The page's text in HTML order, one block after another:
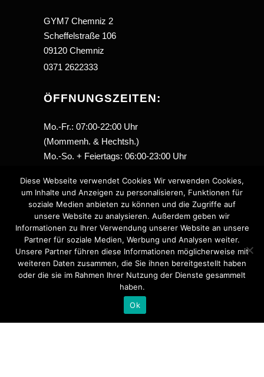
GYM7 Chemniz 2
Scheffelstraße 106
09120 Chemniz
0371 2622333
ÖFFNUNGSZEITEN:
Mo.-Fr.: 07:00-22:00 Uhr
(Mommenh. & Hechtsh.)
Mo.-So. + Feiertags: 06:00-23:00 Uhr
Sa.+So. 09:00-18:00 Uhr (Mommenh.)
Sa.+So. 08:00-20:00 Uhr (Hechtsh.)
FEIERTAGS 09:00-16:00 Uhr
RECHTLICHES
Datenschutz
Newsletter abmelden
Diese Webseite verwendet Cookies Wir verwenden Cookies,
um Inhalte und Anzeigen zu personalisieren, Funktionen für
soziale Medien anbieten zu können und die Zugriffe auf
unsere Website zu analysieren. Außerdem geben wir
Informationen zu Ihrer Verwendung unserer Website an unsere
Partner für soziale Medien, Werbung und Analysen weiter.
Unsere Partner führen diese Informationen möglicherweise mit
weiteren Daten zusammen, die Sie ihnen bereitgestellt haben
oder die sie im Rahmen Ihrer Nutzung der Dienste gesammelt
haben.
Ok